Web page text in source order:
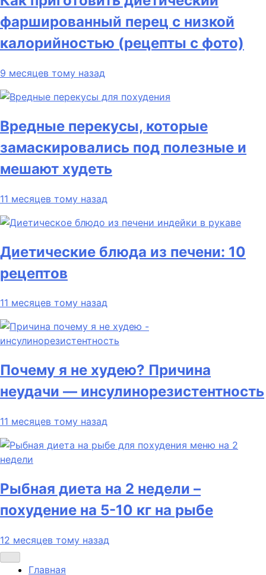
фаршированный перец с низкой
калорийностью (рецепты с фото)
9 месяцев тому назад
Вредные перекусы, которые
замаскировались под полезные и
мешают худеть
11 месяцев тому назад
Диетические блюда из печени: 10
рецептов
11 месяцев тому назад
Почему я не худею? Причина
неудачи — инсулинорезистентность
11 месяцев тому назад
Рыбная диета на 2 недели –
похудение на 5-10 кг на рыбе
12 месяцев тому назад
Главная